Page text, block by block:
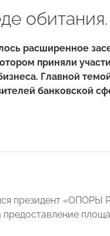
обитания.
расширенное
приняли
Главной
банковской
президент